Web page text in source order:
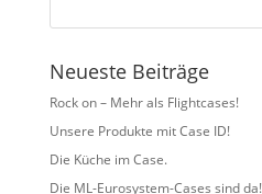
Neueste Beiträge
Rock on – Mehr als Flightcases!
Unsere Produkte mit Case ID!
Die Küche im Case.
Die ML-Eurosystem-Cases sind da!